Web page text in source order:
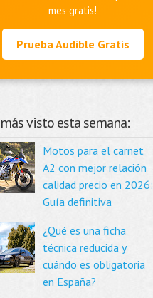
mes gratis!
Prueba Audible Gratis
visto esta semana:
Motos para el carnet
A2 con mejor relación
calidad precio en 2026:
Guía definitiva
¿Qué es una ficha
técnica reducida y
cuándo es obligatoria
en España?